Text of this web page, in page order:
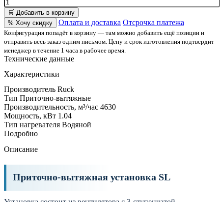
🛒 Добавить в корзину
% Хочу скидку
Оплата и доставка Отсрочка платежа
Конфигурация попадёт в корзину — там можно добавить ещё позиции и
отправить весь заказ одним письмом. Цену и срок изготовления подтвердит
менеджер в течение 1 часа в рабочее время.
Технические данные
Характеристики
Производитель Ruck
Тип Приточно-вытяжные
Производительность, м³/час 4630
Мощность, кВт 1.04
Тип нагревателя Водяной
Подробно
Описание
Приточно-вытяжная установка SL